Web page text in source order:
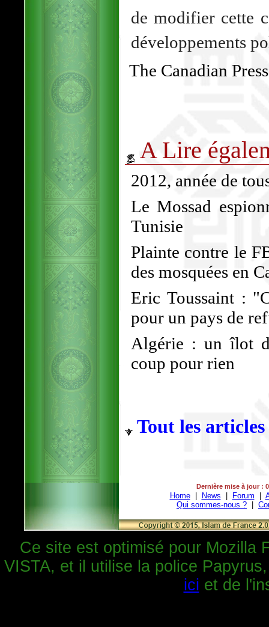
de modifier cette
développements
The Canadian
A Lire
2012, année de
Le Mossad
Tunisie
Plainte contre le
des mosquées en
Eric Toussaint :
pour un pays de
Algérie : un îlot
coup pour rien
Tout les articles
Dernière mise à jour :
Home| News Forum
Qui sommes-nous ?
Ce site est optimisé pour Mozilla
VISTA, et il utilise la police
ici et de